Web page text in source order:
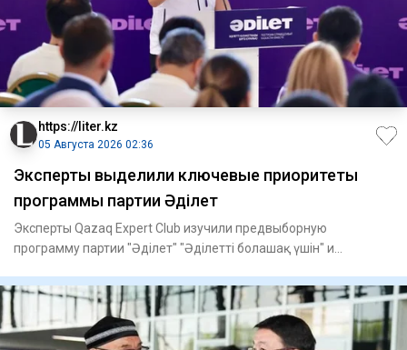
https://liter.kz
05 Августа 2026 02:36
Эксперты выделили ключевые приоритеты
программы партии Әділет
Эксперты Qazaq Expert Club изучили предвыборную
программу партии "Әділет" "Әділетті болашақ үшін" и